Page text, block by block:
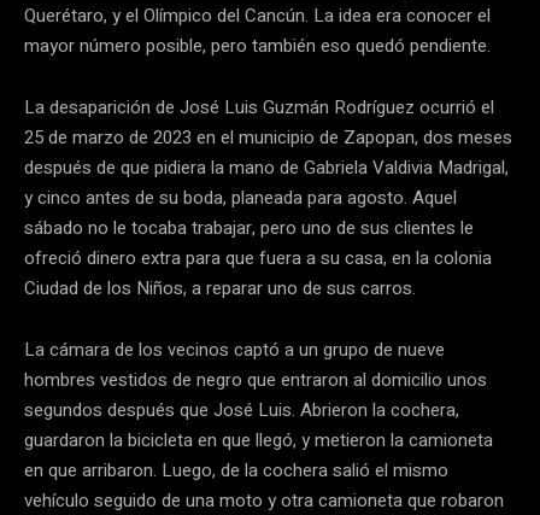
Querétaro, y el Olímpico del Cancún. La idea era conocer el
mayor número posible, pero también eso quedó pendiente.
La desaparición de José Luis Guzmán Rodríguez ocurrió el
25 de marzo de 2023 en el municipio de Zapopan, dos meses
después de que pidiera la mano de Gabriela Valdivia Madrigal,
y cinco antes de su boda, planeada para agosto. Aquel
sábado no le tocaba trabajar, pero uno de sus clientes le
ofreció dinero extra para que fuera a su casa, en la colonia
Ciudad de los Niños, a reparar uno de sus carros.
La cámara de los vecinos captó a un grupo de nueve
hombres vestidos de negro que entraron al domicilio unos
segundos después que José Luis. Abrieron la cochera,
guardaron la bicicleta en que llegó, y metieron la camioneta
en que arribaron. Luego, de la cochera salió el mismo
vehículo seguido de una moto y otra camioneta que robaron